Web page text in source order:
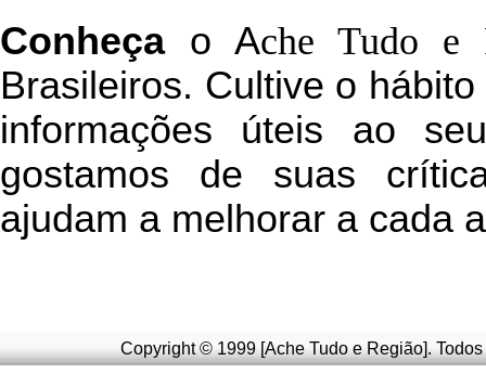
Conheçao Ache Tudo e
Brasileiros. Cultive o
informações úteis ao
gostamos de suas
ajudam a melhorar a cada
Copyright © 1999 [Ache Tudo e Região].